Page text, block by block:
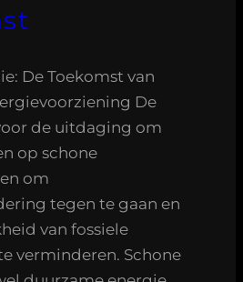
De Toekomst van
De
de uitdaging om
op schone
om
tegen te gaan en
van fossiele
verminderen. Schone